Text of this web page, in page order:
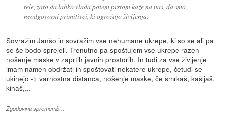
tele, zato da lahko vlada potem prstom kaže na nas, da smo
neodgovorni primitivci, ki ogrožajo življenja.
Sovražim Janšo in sovražim vse nehumane ukrepe, ki so se ali pa
se še bodo sprejeli. Trenutno pa spoštujem vse ukrepe razen
nošenje maske v zaprtih javnih prostorih. In tudi za vse življenje
imam namen obdržati in spoštovati nekatere ukrepe, četudi se
ukinejo -> varnostna distanca, nošenje maske, če šmrkaš, kašljaš,
kihaš,...
Zgodovina sprememb…